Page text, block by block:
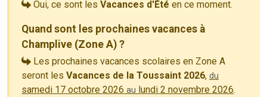
Oui, ce sont les Vacances d'Été en ce moment.
Quand sont les prochaines vacances à
Champlive (Zone A) ?
Les prochaines vacances scolaires en Zone A
seront les Vacances de la Toussaint 2026, du
samedi 17 octobre 2026 au lundi 2 novembre 2026.